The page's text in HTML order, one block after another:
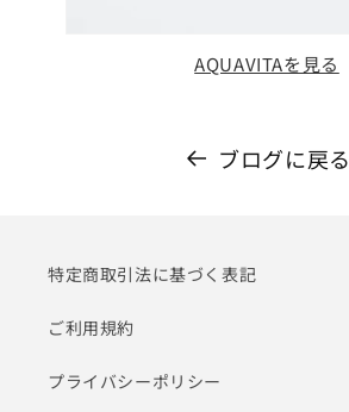
AQUAVITAを見る
ブログに戻る
特定商取引法に基づく表記
ご利用規約
プライバシーポリシー